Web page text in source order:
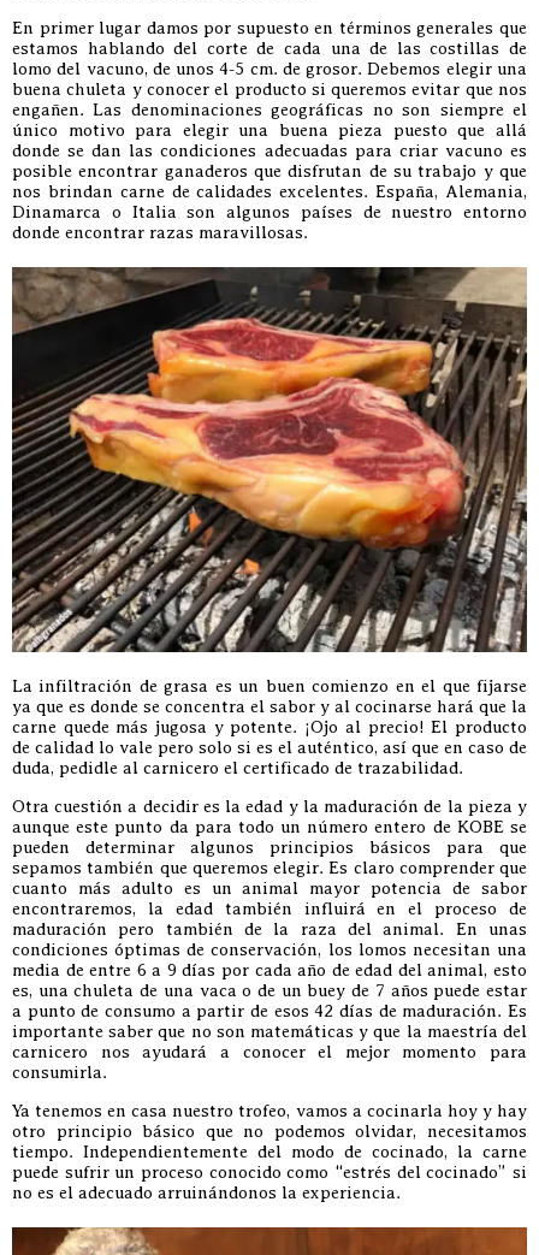
En primer lugar damos por supuesto en términos generales que
estamos hablando del corte de cada una de las costillas de
lomo del vacuno, de unos 4-5 cm. de grosor. Debemos elegir una
buena chuleta y conocer el producto si queremos evitar que nos
engañen. Las denominaciones geográficas no son siempre el
único motivo para elegir una buena pieza puesto que allá
donde se dan las condiciones adecuadas para criar vacuno es
posible encontrar ganaderos que disfrutan de su trabajo y que
nos brindan carne de calidades excelentes. España, Alemania,
Dinamarca o Italia son algunos países de nuestro entorno
donde encontrar razas maravillosas.
La infiltración de grasa es un buen comienzo en el que fijarse
ya que es donde se concentra el sabor y al cocinarse hará que la
carne quede más jugosa y potente. ¡Ojo al precio! El producto
de calidad lo vale pero solo si es el auténtico, así que en caso de
duda, pedidle al carnicero el certificado de trazabilidad.
Otra cuestión a decidir es la edad y la maduración de la pieza y
aunque este punto da para todo un número entero de KOBE se
pueden determinar algunos principios básicos para que
sepamos también que queremos elegir. Es claro comprender que
cuanto más adulto es un animal mayor potencia de sabor
encontraremos, la edad también influirá en el proceso de
maduración pero también de la raza del animal. En unas
condiciones óptimas de conservación, los lomos necesitan una
media de entre 6 a 9 días por cada año de edad del animal, esto
es, una chuleta de una vaca o de un buey de 7 años puede estar
a punto de consumo a partir de esos 42 días de maduración. Es
importante saber que no son matemáticas y que la maestría del
carnicero nos ayudará a conocer el mejor momento para
consumirla.
Ya tenemos en casa nuestro trofeo, vamos a cocinarla hoy y hay
otro principio básico que no podemos olvidar, necesitamos
tiempo. Independientemente del modo de cocinado, la carne
puede sufrir un proceso conocido como “estrés del cocinado” si
no es el adecuado arruinándonos la experiencia.